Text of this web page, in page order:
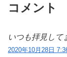
コメント
いつも拝見して
2020年10月28日